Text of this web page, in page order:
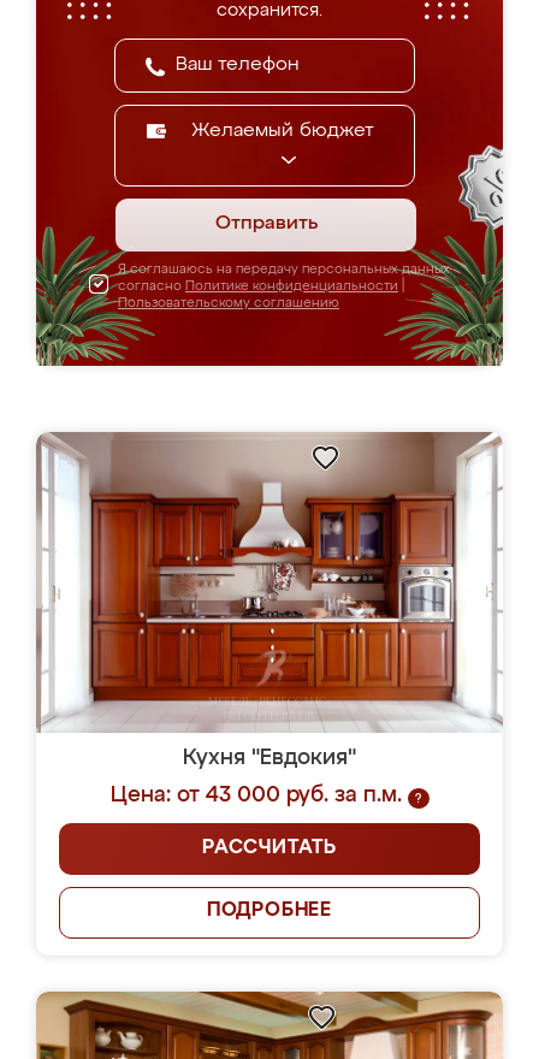
сохранится.
Желаемый бюджет
Отправить
Я соглашаюсь на передачу персональных данных
согласно Политике конфиденциальности
Пользовательскому соглашению
Кухня "Евдокия"
Цена: от 43 000 руб. за п.м.
?
РАССЧИТАТЬ
ПОДРОБНЕЕ